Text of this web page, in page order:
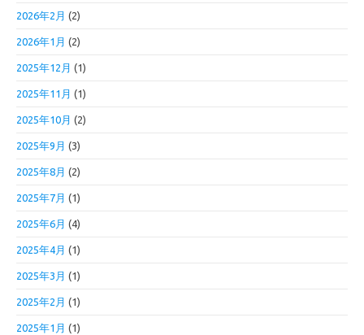
2026年2月 (2)
2026年1月 (2)
2025年12月 (1)
2025年11月 (1)
2025年10月 (2)
2025年9月 (3)
2025年8月 (2)
2025年7月 (1)
2025年6月 (4)
2025年4月 (1)
2025年3月 (1)
2025年2月 (1)
2025年1月 (1)